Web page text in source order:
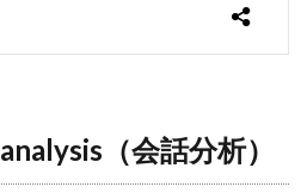
（会話分析）